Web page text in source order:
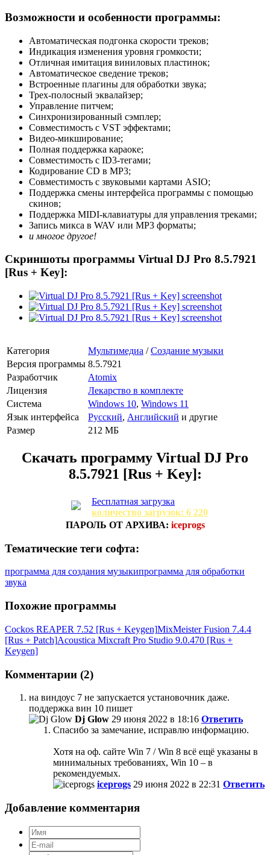
Возможности и особенности программы:
Автоматическая подгонка скорости треков;
Индикация изменения уровня громкости;
Отличная имитация виниловых пластинок;
Автоматическое сведение треков;
Встроенные плагины для обработки звука;
Трех-полосный эквалайзер;
Управление питчем;
Синхронизированный сэмплер;
Совместимость с VST эффектами;
Видео-микширование;
Полная поддержка караоке;
Совместимость с ID3-тегами;
Кодирование CD в MP3;
Совместимость с звуковыми картами ASIO;
Поддержка смены интерфейса программы с помощью
скинов;
Поддержка MIDI-клавиатуры для управления треками;
Запись микса в WAV или MP3 форматы;
и многое другое!
Скриншоты программы Virtual DJ Pro 8.5.7921
[Rus + Key]:
Категория Мультимедиа /Создание музыки
Версия программы 8.5.7921
Разработчик
Atomix
Лицензия
Лекарство в комплекте
Система
Windows 10, Windows 11
Язык интерфейса
Русский, Английский и другие
Размер
212 МБ
Скачать программу Virtual DJ Pro
8.5.7921 [Rus + Key]:
Бесплатная загрузка
количество загрузок: 6 220
ПАРОЛЬ ОТ АРХИВА: iceprogs
Тематические теги софта:
программа для создания музыкипрограмма для обработки
звука
Похожие программы
Cockos REAPER 7.52 [Rus + Keygen]MixMeister Fusion 7.4.4
[Rus + Patch]Acoustica Mixcraft Pro Studio 9.0.470 [Rus +
Keygen]
Комментарии (2)
на виндоус 7 не запускается установочник даже.
поддержка вин 10 пишет
Dj Glow 29 июня 2022 в 18:16 Ответить
Спасибо за замечание, исправлю информацию.
Хотя на оф. сайте Win 7 / Win 8 всё ещё указаны в
минимальных требованиях, Win 10 – в
рекомендуемых.
iceprogs 29 июня 2022 в 22:31 Ответить
Добавление комментария